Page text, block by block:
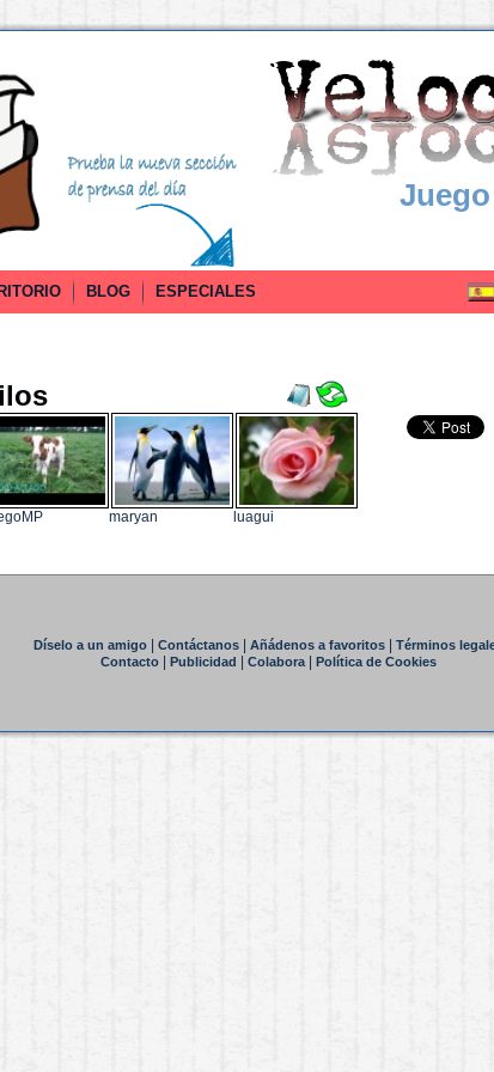
BLOG ESPECIALES
maryan luagui
Díselo a un amigo| Contáctanos| Añádenos a favoritos|
Términos
Contacto| Publicidad Colabora| Política de Cookies